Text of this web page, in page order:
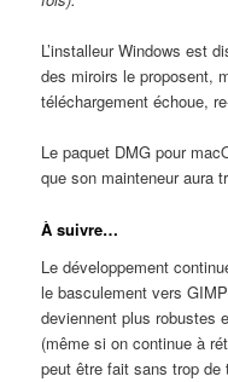
L’installeur Windows est
des miroirs le proposent,
téléchargement échoue,
Le paquet DMG pour
que son mainteneur aura
À suivre…
Le développement
le basculement vers
deviennent plus robustes
(même si on continue à
peut être fait sans trop de